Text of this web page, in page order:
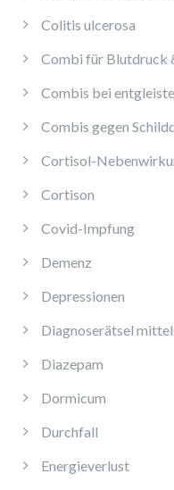
Colitis ulcerosa
Combi für Blutdruck
Combis bei
Combis gegen
Cortisol-
Cortison
Covid-Impfung
Demenz
Depressionen
Diagnoserätsel
Diazepam
Dormicum
Durchfall
Energieverlust